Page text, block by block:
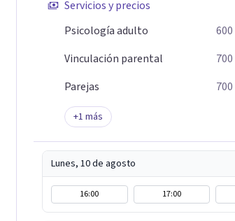
Servicios y precios
Psicología adulto
600
Vinculación parental
700
Parejas
700
+1 más
Lunes, 10 de agosto
16:00 17:00